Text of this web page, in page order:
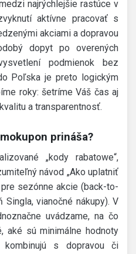
najrýchlejšie rastúce v
aktívne pracovať s
akciami a dopravou
dopyt po overených
podmienok bez
Poľska je preto logickým
roky: šetríme Váš čas aj
a transparentnosť.
prináša?
„kody rabatowe“,
návod „Ako uplatniť
sezónne akcie (back-to-
Singla, vianočné nákupy). V
uvádzame, na čo
aké sú minimálne hodnoty
s dopravou či